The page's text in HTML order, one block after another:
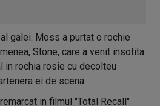
galei. Moss a purtat o rochie
Stone, care a venit insotita
in rochia rosie cu decolteu
ei de scena.
in filmul "Total Recall"